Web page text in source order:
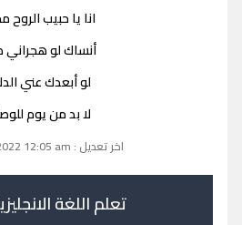
انا يا حبيب الروح
أنساك لو
لو أبعدك عني
لا بد من يوم
اخر تعديل : June 18, 2022 12:05 am
تعلم اللغة